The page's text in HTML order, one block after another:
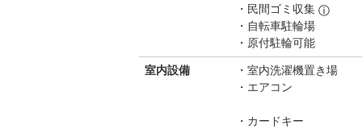
民間ゴミ収集 ⓘ
自転車駐輪場
原付駐輪可能
室内設備
室内洗濯機置き場
エアコン
カードキー